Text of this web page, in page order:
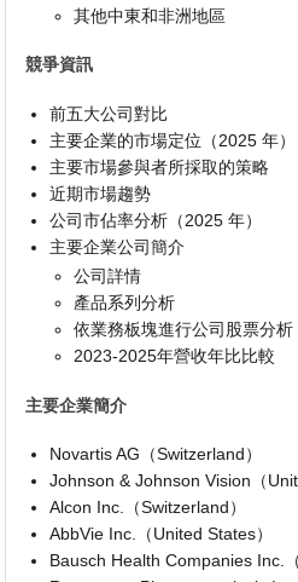
其他中東和非洲地區
競爭資訊
前五大公司對比
主要企業的市場定位（2025 年）
主要市場參與者所採取的策略
近期市場趨勢
公司市佔率分析（2025 年）
主要企業公司簡介
公司詳情
產品系列分析
依業務板塊進行公司股票分析
2023-2025年營收年比比較
主要企業簡介
Novartis AG（Switzerland）
Johnson & Johnson Vision（
Alcon Inc.（Switzerland）
AbbVie Inc.（United States）
Bausch Health Companies Inc.